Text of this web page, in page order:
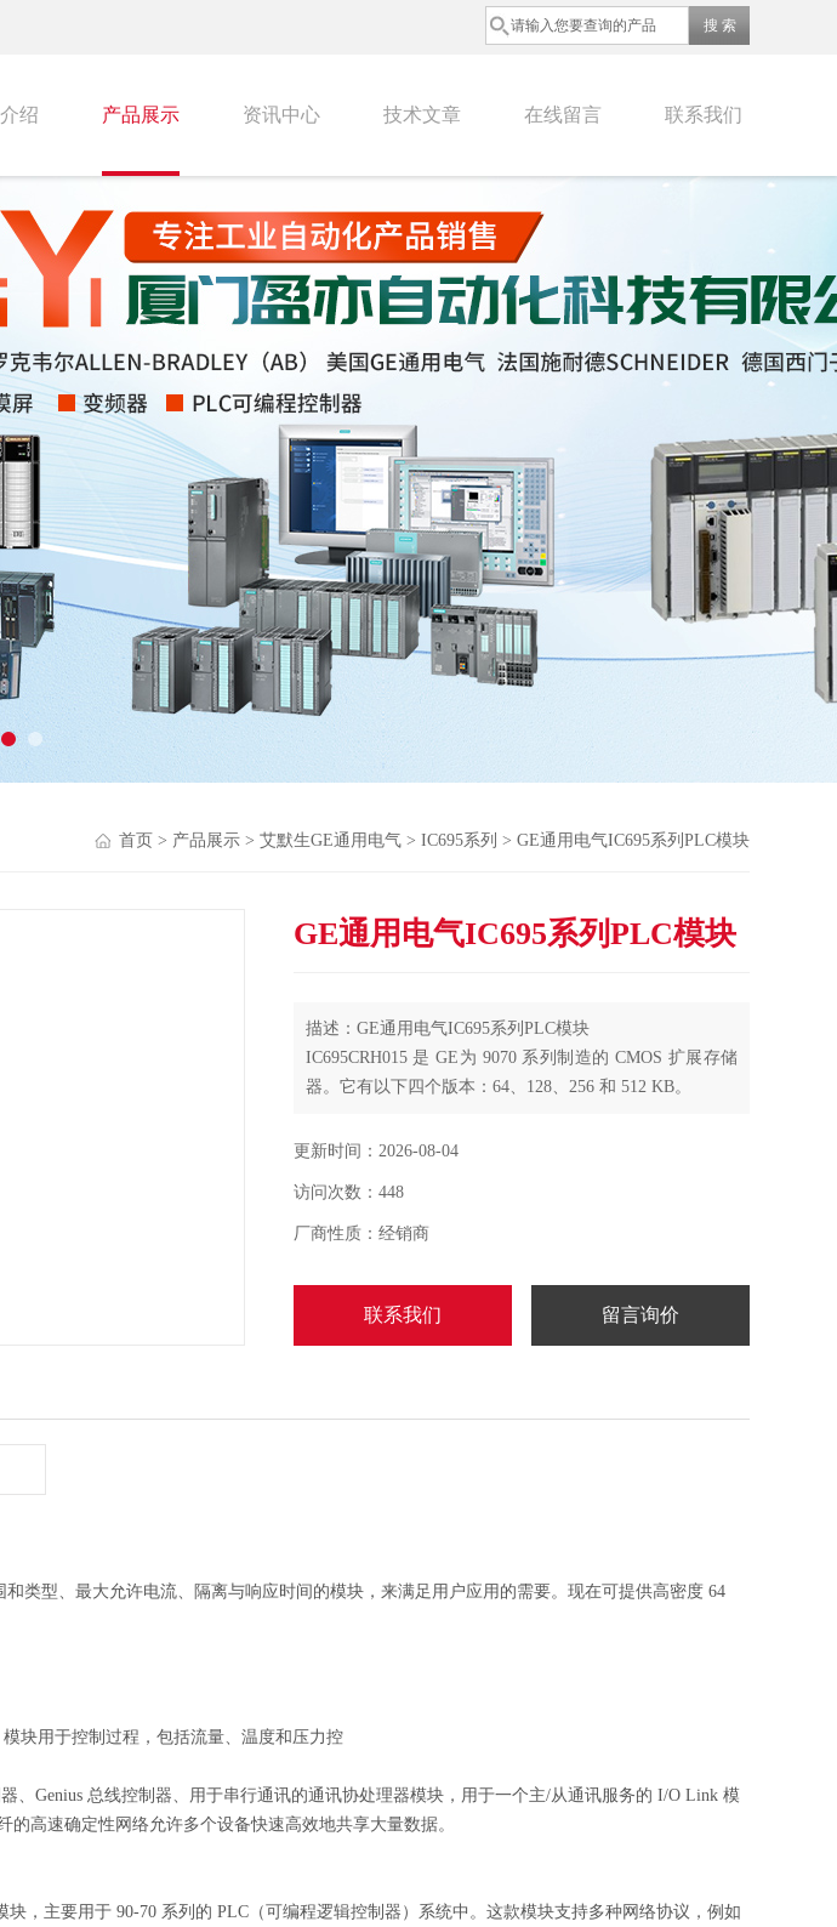
绍 产品展示 资讯中心 技术文章 在线留言 联系我们
首页 > 产品展示 > 艾默生GE通用电气 > IC695系列 > GE通用电气IC695系列PLC模块
GE通用电气IC695系列PLC模块
描述：GE通用电气IC695系列PLC模块
IC695CRH015 是 GE为 9070 系列制造的 CMOS 扩展存储
器。它有以下四个版本：64、128、256 和 512 KB。
更新时间：2026-08-04
访问次数：448
厂商性质：经销商
联系我们 留言询价
和类型、最大允许电流、隔离与响应时间的模块，来满足用户应用的需要。现在可提供高密度 64
块用于控制过程，包括流量、温度和压力控
、Genius 总线控制器、用于串行通讯的通讯协处理器模块，用于一个主/从通讯服务的 I/O Link 模
的高速确定性网络允许多个设备快速高效地共享大量数据。
，主要用于 90-70 系列的 PLC（可编程逻辑控制器）系统中。这款模块支持多种网络协议，例如